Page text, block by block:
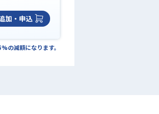
加・申込
の減額になります。